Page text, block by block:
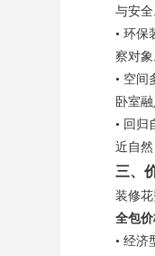
与安全
• 环保
察对象
• 空间
卧室
• 回归
近自然
三、
装修
全包价
• 经济